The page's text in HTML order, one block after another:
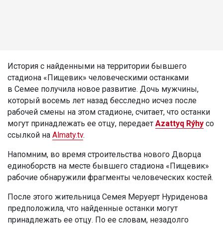
История с найденными на территории бывшего
стадиона «Пищевик» человеческими останками
в Семее получила новое развитие. Дочь мужчины,
который восемь лет назад бесследно исчез после
рабочей смены на этом стадионе, считает, что останки
могут принадлежать ее отцу, передает Azattyq Rýhy со
ссылкой на Almaty.tv.
Напомним, во время строительства нового Дворца
единоборств на месте бывшего стадиона «Пищевик»
рабочие обнаружили фрагменты человеческих костей.
После этого жительница Семея Меруерт Нуриденова
предположила, что найденные останки могут
принадлежать ее отцу. По ее словам, незадолго